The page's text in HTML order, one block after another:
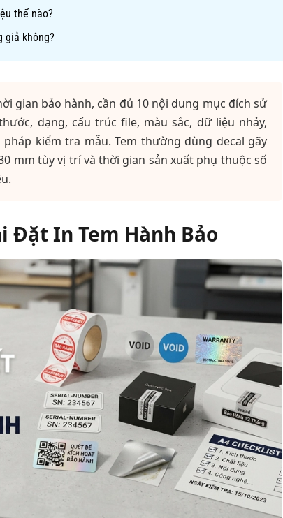
thế nào?
giả không?
gian bảo hành, cần đủ 10 nội dung mục đích sử
dạng, cấu trúc file, màu sắc, dữ liệu nhảy,
kiểm tra mẫu. Tem thường dùng decal gãy
mm tùy vị trí và thời gian sản xuất phụ thuộc số
Đặt In Tem Hành Bảo